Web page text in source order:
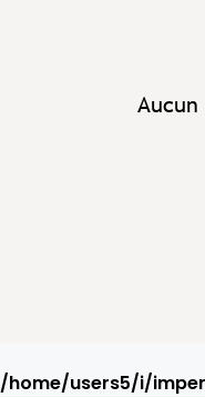
/home/users5/i/